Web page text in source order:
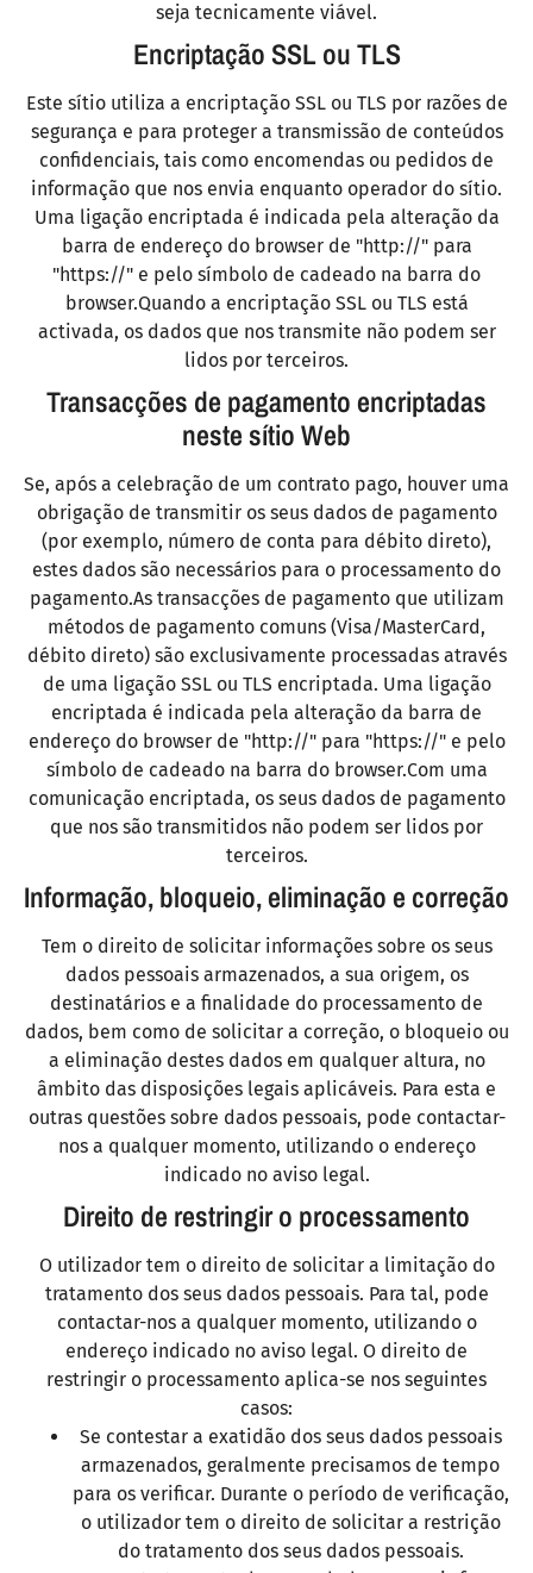
seja tecnicamente viável.
Encriptação SSL ou TLS
Este sítio utiliza a encriptação SSL ou TLS por razões de
segurança e para proteger a transmissão de conteúdos
confidenciais, tais como encomendas ou pedidos de
informação que nos envia enquanto operador do sítio.
Uma ligação encriptada é indicada pela alteração da
barra de endereço do browser de "http://" para
"https://" e pelo símbolo de cadeado na barra do
browser.Quando a encriptação SSL ou TLS está
activada, os dados que nos transmite não podem ser
lidos por terceiros.
Transacções de pagamento encriptadas
neste sítio Web
Se, após a celebração de um contrato pago, houver uma
obrigação de transmitir os seus dados de pagamento
(por exemplo, número de conta para débito direto),
estes dados são necessários para o processamento do
pagamento.As transacções de pagamento que utilizam
métodos de pagamento comuns (Visa/MasterCard,
débito direto) são exclusivamente processadas através
de uma ligação SSL ou TLS encriptada. Uma ligação
encriptada é indicada pela alteração da barra de
endereço do browser de "http://" para "https://" e pelo
símbolo de cadeado na barra do browser.Com uma
comunicação encriptada, os seus dados de pagamento
que nos são transmitidos não podem ser lidos por
terceiros.
Informação, bloqueio, eliminação e correção
Tem o direito de solicitar informações sobre os seus
dados pessoais armazenados, a sua origem, os
destinatários e a finalidade do processamento de
dados, bem como de solicitar a correção, o bloqueio ou
a eliminação destes dados em qualquer altura, no
âmbito das disposições legais aplicáveis. Para esta e
outras questões sobre dados pessoais, pode contactar-
nos a qualquer momento, utilizando o endereço
indicado no aviso legal.
Direito de restringir o processamento
O utilizador tem o direito de solicitar a limitação do
tratamento dos seus dados pessoais. Para tal, pode
contactar-nos a qualquer momento, utilizando o
endereço indicado no aviso legal. O direito de
restringir o processamento aplica-se nos seguintes
casos:
Se contestar a exatidão dos seus dados pessoais
armazenados, geralmente precisamos de tempo
para os verificar. Durante o período de verificação,
o utilizador tem o direito de solicitar a restrição
do tratamento dos seus dados pessoais.